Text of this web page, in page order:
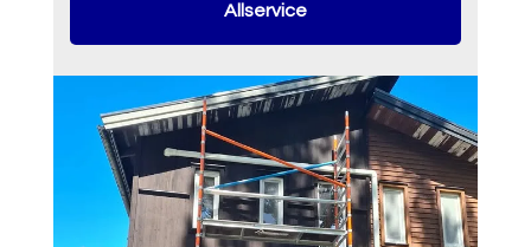
Allservice